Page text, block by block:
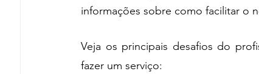
informações sobre como facilitar o
Veja os principais desafios do
fazer um serviço: